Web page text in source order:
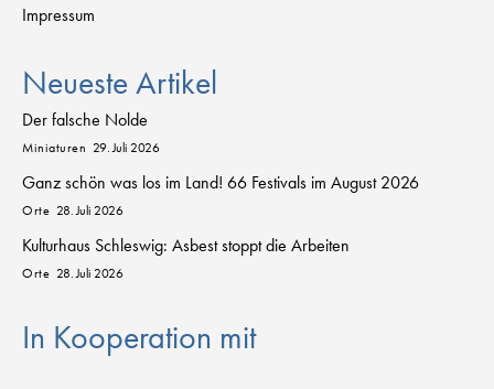
Impressum
Neueste Artikel
Der falsche Nolde
Miniaturen 29. Juli 2026
Ganz schön was los im Land! 66 Festivals im August 2026
Orte 28. Juli 2026
Kulturhaus Schleswig: Asbest stoppt die Arbeiten
Orte 28. Juli 2026
In Kooperation mit